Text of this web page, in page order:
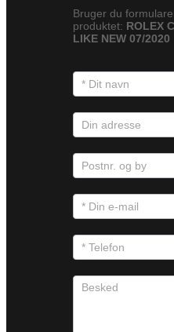
Bruger du
produktet: ROLEX
LIKE NEW 07/2020